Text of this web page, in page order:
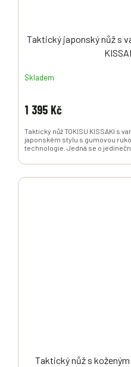
Taktický japonský nůž s
Skladem
1 395 Kč
Taktický nůž TOKISU KISSAKI s
japonském stylu s gumovou
technologie. Jedná se o
Taktický nůž s koženým